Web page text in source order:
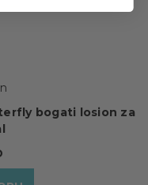
bogati losion za